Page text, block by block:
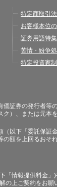
特定商取引
お客様本位
証券用語特集
苦情・紛争
特定投資家
証券の発行者等
）、または元本
以下「委託保証
額を上回るおそ
「情報提供料金
上ご契約をお願